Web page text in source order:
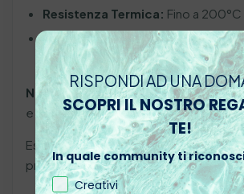
Resistenza Termica: Fino a 200°C
Impiego:
Decorazione, Belle Arti,
Industriali
Nota Importante:I pigmenti non
e non si illuminano al buio.
Esplora le infinite possibilità creative e
progetti con questi pigmenti neon
RISPONDI AD UNA
SCOPRI IL NOSTRO
TE!
In quale community ti
Creativi